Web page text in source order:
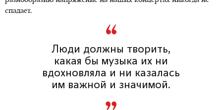
спадает.
Люди должны творить,
какая бы музыка их ни
вдохновляла и ни казалась
им важной и значимой.